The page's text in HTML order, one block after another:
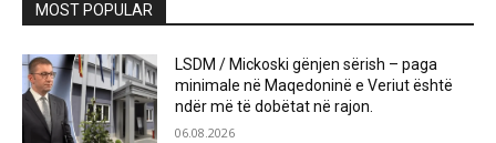
MOST POPULAR
LSDM / Mickoski gënjen sërish – paga
minimale në Maqedoninë e Veriut është
ndër më të dobëtat në rajon.
06.08.2026